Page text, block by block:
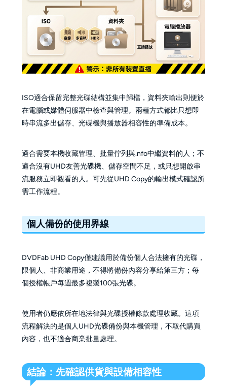
ISO適合保留完整光碟結構並集中歸檔，資料夾輸出則便於
在電腦或媒體伺服器中檢查與管理。兩種方式都比只想即
時串流多出儲存、光碟機與播放器相容性的準備成本。
適合需要本機收藏管理、批量佇列與.nfo中繼資料的人；不
適合沒有UHD友善光碟機、儲存空間不足，或只想開啟串
流服務立即觀看的人。可先從UHD Copy的輸出模式確認所
需工作流程。
個人備份的使用界線
DVDFab UHD Copy僅建議用於備份個人合法擁有的光碟，
限個人、非商業用途，不得將備份內容分享給第三方；每
個授權帳戶每週最多複製100張光碟。
使用者仍應依所在地法律與光碟授權條款處理收藏。這項
流程解決的是個人UHD光碟備份與本機管理，不取代購買
內容，也不適合商業批量處理。
結論：先確認供貨與設備相容性